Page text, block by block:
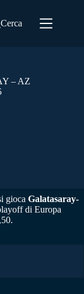
Cerca
– AZ
gioca Galatasaray-
di Europa